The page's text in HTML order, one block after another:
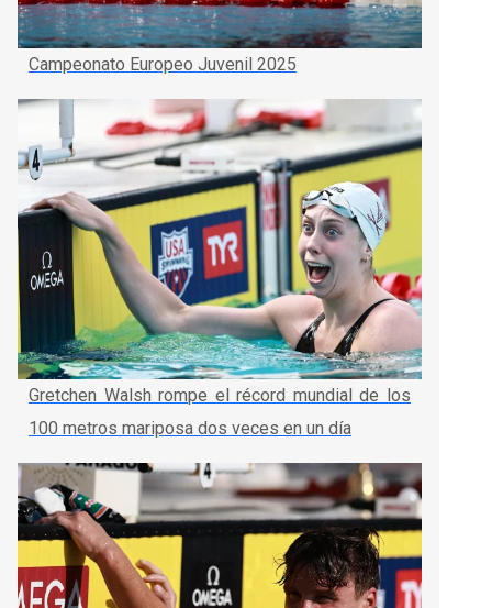
Campeonato Europeo Juvenil 2025
Gretchen Walsh rompe el récord mundial de los
100 metros mariposa dos veces en un día